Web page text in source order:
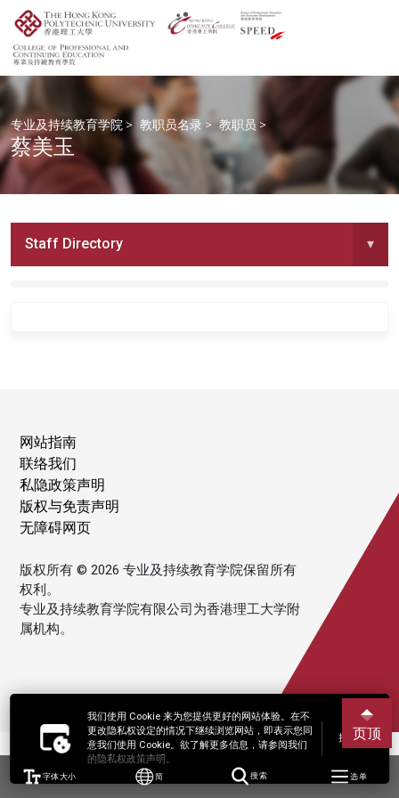
我们使用 Cookie 来为您提供更好的网站体验。在不
更改隐私权设定的情况下继续浏览网站，即表示您同
意我们使用 Cookie。欲了解更多信息，请参阅我们
的隐私权政策声明。
接受
字体大小 简 搜索 选单
专业及持续教育学院 > 教职员名录 > 教职员 >
蔡美玉
Staff Directory ▾
网站指南
联络我们
私隐政策声明
版权与免责声明
无障碍网页
版权所有 © 2026 专业及持续教育学院保留所有
权利。
专业及持续教育学院有限公司为香港理工大学附
属机构。
页顶